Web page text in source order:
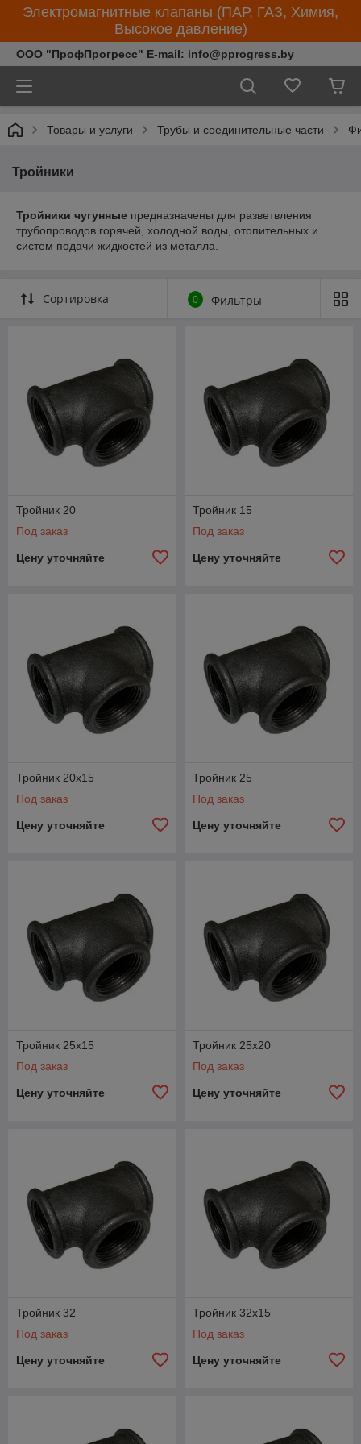
Электромагнитные клапаны (ПАР, ГАЗ, Химия,
Высокое давление)
ООО "ПрофПрогресс" E-mail: info@pprogress.by
Товары и услуги Трубы и соединительные части
Тройники
Тройники чугунные предназначены для разветвления
трубопроводов горячей, холодной воды, отопительных и
систем подачи жидкостей из металла.
Сортировка 0 Фильтры
Тройник 20
Под заказ
Цену уточняйте
Тройник 15
Под заказ
Цену уточняйте
Тройник 20х15
Под заказ
Цену уточняйте
Тройник 25
Под заказ
Цену уточняйте
Тройник 25x15
Под заказ
Цену уточняйте
Тройник 25x20
Под заказ
Цену уточняйте
Тройник 32
Под заказ
Цену уточняйте
Тройник 32x15
Под заказ
Цену уточняйте